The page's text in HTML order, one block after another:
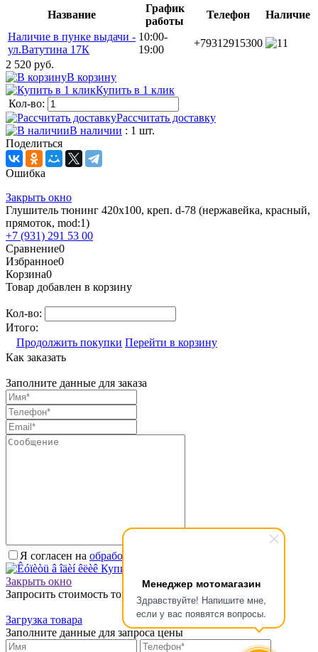
Менеджер мотомагазин
Здравствуйте! Напишите мне,
если у вас появятся вопросы.
Название
График
работы
Телефон
Наличие
Наличие в пунке выдачи -
ул.Ватутина 17К
10:00-
19:00
+79312915300
1
2 520 руб.
В корзину
Купить в 1 клик
Кол-во:
Рассчитать доставку
В наличии : 1 шт.
Поделиться
Ошибка
Закрыть окно
Глушитель тюнинг 420х100, креп. d-78 (нержавейка, красный,
прямоток, mod:1)
+7 (931) 291 53 00
Сравнение0
Избранное0
Корзина0
Товар добавлен в корзину
Кол-во:
Итого:
Продолжить покупки Перейти в корзину
Как заказать
Заполните данные для заказа
Я согласен на обработку персональных данных.
Купить в один клик
Закрыть окно
Запросить стоимость товара
Загрузка товара
Заполните данные для запроса цены